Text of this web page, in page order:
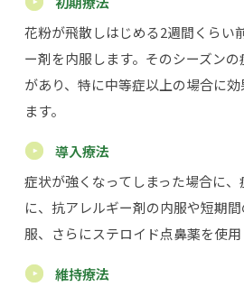
花粉が飛散しはじめる2週間くらい
ー剤を内服します。そのシーズン
があり、特に中等症以上の場合に
ます。
導入療法
症状が強くなってしまった場合に
に、抗アレルギー剤の内服や短期
服、さらにステロイド点鼻薬を使用
維持療法